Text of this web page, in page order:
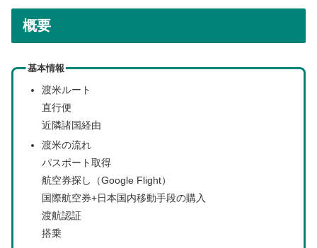
概要
基本情報
渡米ルート
直行便
近隣諸国経由
渡米の流れ
パスポート取得
航空券探し（Google Flight）
国際航空券+日本国内移動手段の購入
渡航認証
搭乗